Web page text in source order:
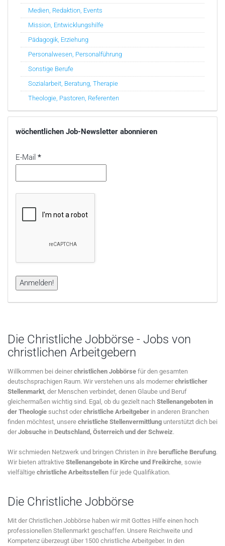
Medien, Redaktion, Events
Mission, Entwicklungshilfe
Pädagogik, Erziehung
Personalwesen, Personalführung
Sonstige Berufe
Sozialarbeit, Beratung, Therapie
Theologie, Pastoren, Referenten
wöchentlichen Job-Newsletter abonnieren
E-Mail *
Die Christliche Jobbörse - Jobs von
christlichen Arbeitgebern
Willkommen bei deinerchristlichen Jobbörse für den gesamten
deutschsprachigen Raum. Wir verstehen uns als modernerchristlicher
Stellenmarkt , der Menschen verbindet, denen Glaube und Beruf
gleichermaßen wichtig sind. Egal, ob du gezielt nach Stellenangeboten in
der Theologie suchst oderchristliche Arbeitgeber in anderen Branchen
finden möchtest, unsere christliche Stellenvermittlung unterstützt dich bei
derJobsuche in Deutschland, Österreich und der Schweiz.
Wir schmieden Netzwerk und bringen Christen in ihre berufliche Berufung.
Wir bieten attraktive Stellenangebote in Kirche und Freikirche , sowie
vielfältige christliche Arbeitsstellen für jede Qualifikation.
Die Christliche Jobbörse
Mit der Christlichen Jobbörse haben wir mit Gottes Hilfe einen hoch
professionellen Stellenmarkt geschaffen. Unsere Reichweite und
Kompetenz überzeugt über 1500 christliche Arbeitgeber. In den